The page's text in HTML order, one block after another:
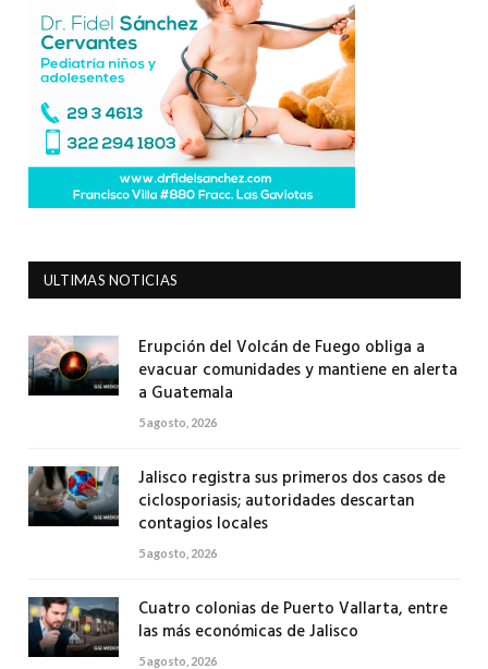
ULTIMAS NOTICIAS
Erupción del Volcán de Fuego obliga a
evacuar comunidades y mantiene en alerta
a Guatemala
5 agosto, 2026
Jalisco registra sus primeros dos casos de
ciclosporiasis; autoridades descartan
contagios locales
5 agosto, 2026
Cuatro colonias de Puerto Vallarta, entre
las más económicas de Jalisco
5 agosto, 2026